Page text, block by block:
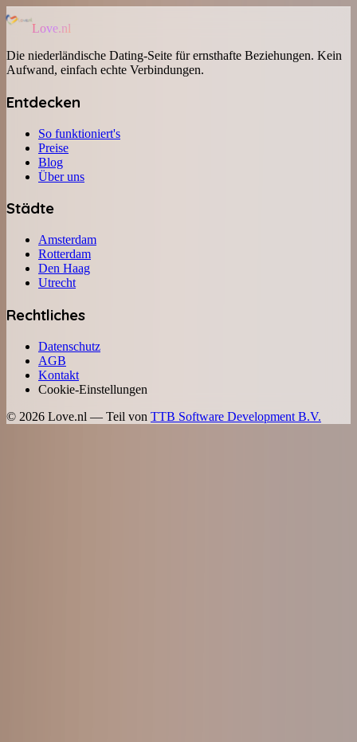
Love.nl
Die niederländische Dating-Seite für ernsthafte Beziehungen. Kein
Aufwand, einfach echte Verbindungen.
Entdecken
So funktioniert's
Preise
Blog
Über uns
Städte
Amsterdam
Rotterdam
Den Haag
Utrecht
Rechtliches
Datenschutz
AGB
Kontakt
Cookie-Einstellungen
© 2026 Love.nl — Teil von TTB Software Development B.V.